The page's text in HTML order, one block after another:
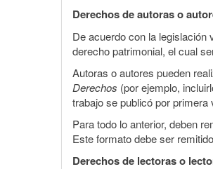
Derechos de autoras o
De acuerdo con la legislación
derecho patrimonial, el cual
Autoras o autores pueden
Derechos (por ejemplo,
trabajo se publicó por primera
Para todo lo anterior, deben
Este formato debe ser
Derechos de lectoras o